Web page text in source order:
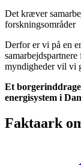
Det kræver
forskningsområder
Derfor er vi på en
myndigheder vil vi
Et
energisystem i
Faktaark